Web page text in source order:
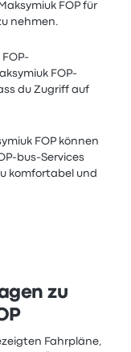
FOP für
nehmen.
FOP-
du Zugriff auf
FOP können
bus-Services
komfortabel und
zu
Fahrpläne,